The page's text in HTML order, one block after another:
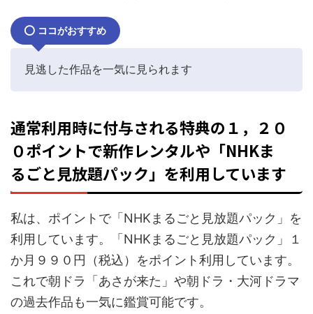
ココがおすすめ
見逃した作品を一気に見られます
通常利用時に付与される特典の１，２０
０ポイントで新作レンタルや「NHKま
るごと見放題パック」を利用しています
私は、ポイントで「NHKまるごと見放題パック」を
利用しています。「NHKまるごと見放題パック」１
か月９９０円（税込）をポイント利用しています。
これで朝ドラ「あさが来た」や朝ドラ・大河ドラマ
の過去作品も一気に鑑賞可能です。